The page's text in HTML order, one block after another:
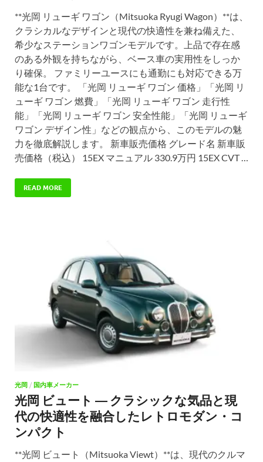
**光岡 リューギ ワゴン（Mitsuoka Ryugi Wagon）**は、
クラシカルなデザインと現代の快適性を兼ね備えた、
希少なステーションワゴンモデルです。上品で存在感
のある外観を持ちながら、ベース車の実用性をしっか
り確保。 ファミリーユースにも通勤にも対応できる万
能な1台です。 「光岡 リューギ ワゴン 価格」「光岡 リ
ューギ ワゴン 燃費」「光岡 リューギ ワゴン 走行性
能」「光岡 リューギ ワゴン 安全性能」「光岡 リューギ
ワゴン デザイン性」などの観点から、このモデルの魅
力を徹底解説します。 新車販売価格 グレード名 新車販
売価格（税込） 15EX マニュアル 330.9万円 15EX CVT …
READ MORE
光岡 / 国内車メーカー
光岡 ビュート ― クラシックな気品と現
代の快適性を融合したレトロモダン・コ
ンパクト
**光岡 ビュート（Mitsuoka Viewt）**は、現代のクルマ